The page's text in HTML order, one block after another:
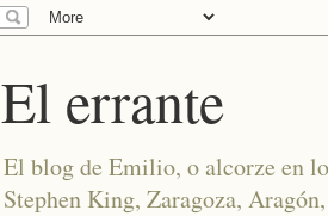
El errante
El blog de Emilio, o alcorze en
Stephen King, Zaragoza,